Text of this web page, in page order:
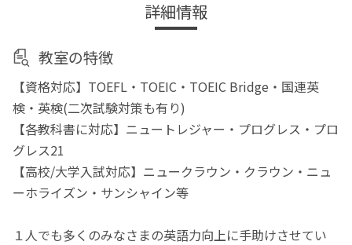
詳細情報
教室の特徴
【資格対応】TOEFL・TOEIC・TOEIC Bridge・国連英
検・英検(二次試験対策も有り)
【各教科書に対応】ニュートレジャー・プログレス・プロ
グレス21
【高校/大学入試対応】ニュークラウン・クラウン・ニュ
ーホライズン・サンシャイン等
１人でも多くのみなさまの英語力向上に手助けさせてい